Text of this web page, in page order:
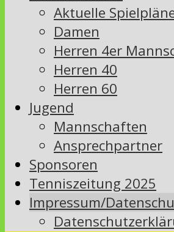
Aktuelle
Damen
Herren 4er
Herren 40
Herren 60
Jugend
Mannschaften
Ansprechpartner
Sponsoren
Tenniszeitung 2025
Impressum/